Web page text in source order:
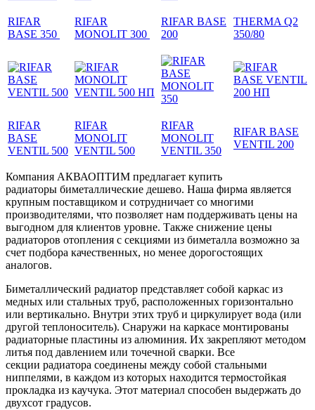
RIFAR
BASE 350
RIFAR
MONOLIT 300
RIFAR BASE
200
THERMA Q2
350/80
RIFAR
BASE
VENTIL 500
RIFAR
MONOLIT
VENTIL 500
RIFAR
MONOLIT
VENTIL 350
RIFAR BASE
VENTIL 200
Компания АКВАОПТИМ предлагает купить
радиаторы биметаллические дешево. Наша фирма является
крупным поставщиком и сотрудничает со многими
производителями, что позволяет нам поддерживать цены на
выгодном для клиентов уровне. Также снижение цены
радиаторов отопления с секциями из биметалла возможно за
счет подбора качественных, но менее дорогостоящих
аналогов.
Биметаллический радиатор представляет собой каркас из
медных или стальных труб, расположенных горизонтально
или вертикально. Внутри этих труб и циркулирует вода (или
другой теплоноситель). Снаружи на каркасе монтированы
радиаторные пластины из алюминия. Их закрепляют методом
литья под давлением или точечной сварки. Все
секции радиатора соединены между собой стальными
ниппелями, в каждом из которых находится термостойкая
прокладка из каучука. Этот материал способен выдержать до
двухсот градусов.